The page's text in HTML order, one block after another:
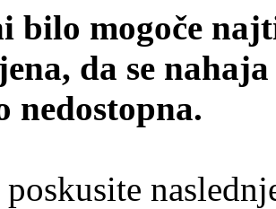
bilo mogoče
da se
nedostopna.